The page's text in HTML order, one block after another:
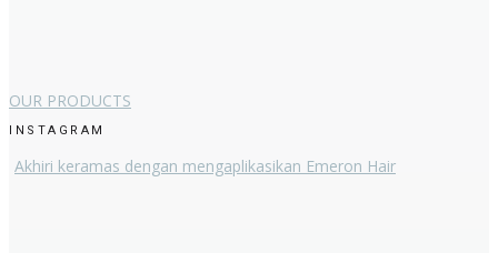
OUR PRODUCTS
INSTAGRAM
Akhiri keramas dengan mengaplikasikan Emeron Hair